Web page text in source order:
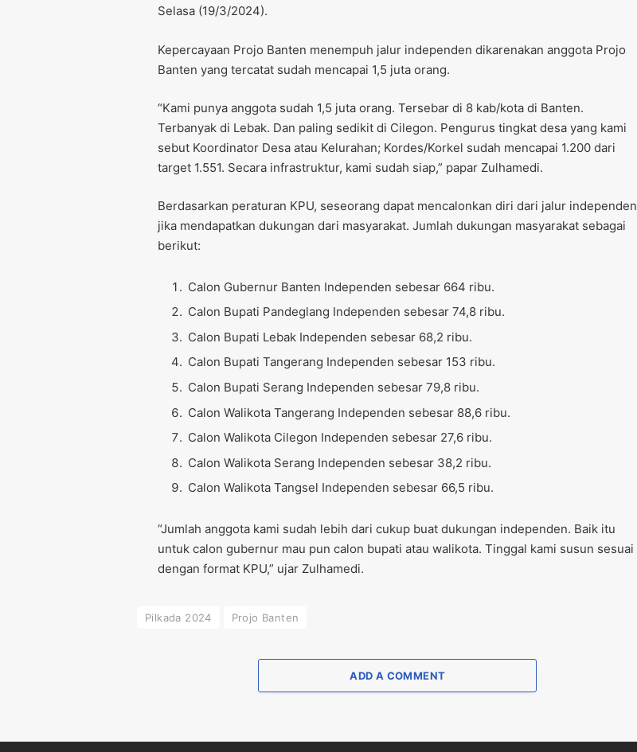
Selasa (19/3/2024).
Kepercayaan Projo Banten menempuh jalur independen dikarenakan anggota Projo
Banten yang tercatat sudah mencapai 1,5 juta orang.
“Kami punya anggota sudah 1,5 juta orang. Tersebar di 8 kab/kota di Banten.
Terbanyak di Lebak. Dan paling sedikit di Cilegon. Pengurus tingkat desa yang kami
sebut Koordinator Desa atau Kelurahan; Kordes/Korkel sudah mencapai 1.200 dari
target 1.551. Secara infrastruktur, kami sudah siap,” papar Zulhamedi.
Berdasarkan peraturan KPU, seseorang dapat mencalonkan diri dari jalur independen
jika mendapatkan dukungan dari masyarakat. Jumlah dukungan masyarakat sebagai
berikut:
Calon Gubernur Banten Independen sebesar 664 ribu.
Calon Bupati Pandeglang Independen sebesar 74,8 ribu.
Calon Bupati Lebak Independen sebesar 68,2 ribu.
Calon Bupati Tangerang Independen sebesar 153 ribu.
Calon Bupati Serang Independen sebesar 79,8 ribu.
Calon Walikota Tangerang Independen sebesar 88,6 ribu.
Calon Walikota Cilegon Independen sebesar 27,6 ribu.
Calon Walikota Serang Independen sebesar 38,2 ribu.
Calon Walikota Tangsel Independen sebesar 66,5 ribu.
“Jumlah anggota kami sudah lebih dari cukup buat dukungan independen. Baik itu
untuk calon gubernur mau pun calon bupati atau walikota. Tinggal kami susun sesuai
dengan format KPU,” ujar Zulhamedi.
Pilkada 2024 Projo Banten
ADD A COMMENT